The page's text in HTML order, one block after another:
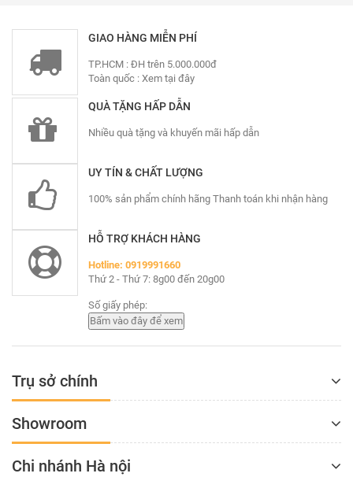
GIAO HÀNG MIỄN PHÍ
TP.HCM : ĐH trên 5.000.000đ
Toàn quốc : Xem tại đây
QUÀ TẶNG HẤP DẪN
Nhiều quà tặng và khuyến mãi hấp dẫn
UY TÍN & CHẤT LƯỢNG
100% sản phẩm chính hãng Thanh toán khi nhận hàng
HỖ TRỢ KHÁCH HÀNG
Hotline: 0919991660
Thứ 2 - Thứ 7: 8g00 đến 20g00
Số giấy phép:
Trụ sở chính
Showroom
Chi nhánh Hà nội